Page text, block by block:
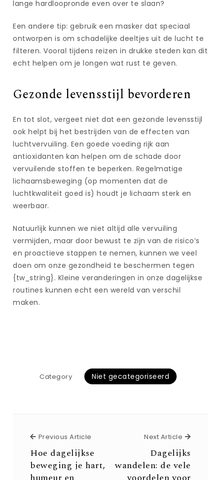
lange hardloopronde even over te slaan?
Een andere tip: gebruik een masker dat speciaal
ontworpen is om schadelijke deeltjes uit de lucht te
filteren. Vooral tijdens reizen in drukke steden kan dit
echt helpen om je longen wat rust te geven.
Gezonde levensstijl bevorderen
En tot slot, vergeet niet dat een gezonde levensstijl
ook helpt bij het bestrijden van de effecten van
luchtvervuiling. Een goede voeding rijk aan
antioxidanten kan helpen om de schade door
vervuilende stoffen te beperken. Regelmatige
lichaamsbeweging (op momenten dat de
luchtkwaliteit goed is) houdt je lichaam sterk en
weerbaar.
Natuurlijk kunnen we niet altijd alle vervuiling
vermijden, maar door bewust te zijn van de risico’s
en proactieve stappen te nemen, kunnen we veel
doen om onze gezondheid te beschermen tegen
{tw_string}. Kleine veranderingen in onze dagelijkse
routines kunnen echt een wereld van verschil
maken.
Category Niet gecategoriseerd
Previous Article Previous Article
Hoe dagelijkse
beweging je hart,
Next Article Next
Dagelijks
wandelen: de vele